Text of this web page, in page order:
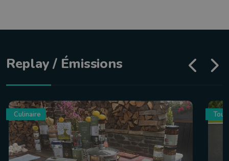
Replay / Émissions
Culinaire